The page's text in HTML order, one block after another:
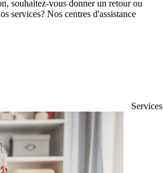
souhaitez-vous donner un retour ou
services? Nos centres d'assistance
Services